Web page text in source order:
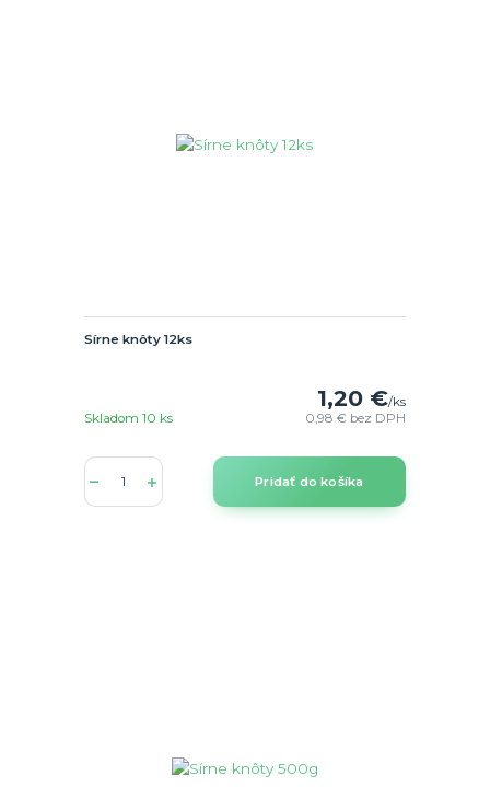
Sírne knôty 12ks
1,20 €/ks
0,98 € bez DPH
Skladom 10 ks
Pridať do košíka